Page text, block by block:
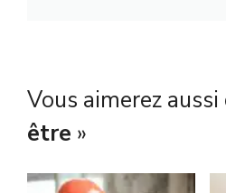
Vous aimerez aussi
être »